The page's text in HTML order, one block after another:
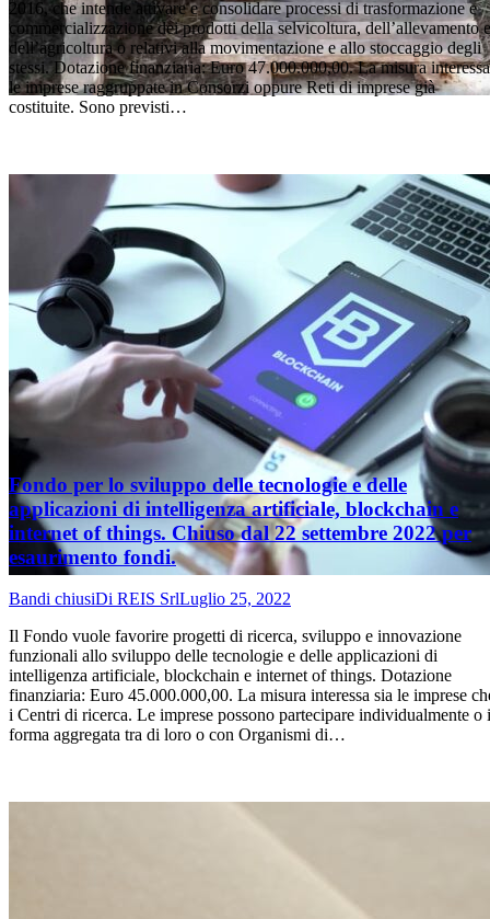
2016, che intende attivare e consolidare processi di trasformazione e
commercializzazione dei prodotti della selvicoltura, dell’allevamento e
dell’agricoltura o relativi alla movimentazione e allo stoccaggio degli
stessi. Dotazione finanziaria: Euro 47.000.000,00. La misura interessa
le imprese raggruppate in Consorzi oppure Reti di imprese già
costituite. Sono previsti…
Fondo per lo sviluppo delle tecnologie e delle
applicazioni di intelligenza artificiale, blockchain e
internet of things. Chiuso dal 22 settembre 2022 per
esaurimento fondi.
Bandi chiusiDi REIS SrlLuglio 25, 2022
Il Fondo vuole favorire progetti di ricerca, sviluppo e innovazione
funzionali allo sviluppo delle tecnologie e delle applicazioni di
intelligenza artificiale, blockchain e internet of things. Dotazione
finanziaria: Euro 45.000.000,00. La misura interessa sia le imprese
i Centri di ricerca. Le imprese possono partecipare individualmente o
forma aggregata tra di loro o con Organismi di…